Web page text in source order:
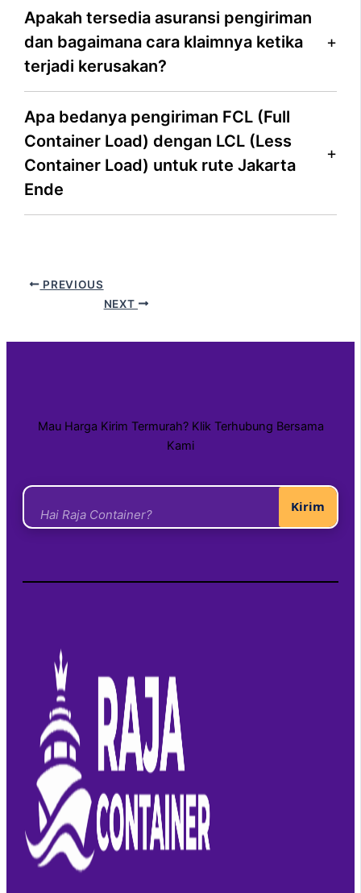
Apakah tersedia asuransi pengiriman
dan bagaimana cara klaimnya ketika
terjadi kerusakan?
Apa bedanya pengiriman FCL (Full
Container Load) dengan LCL (Less
Container Load) untuk rute Jakarta
Ende
PREVIOUS
NEXT
Mau Harga Kirim Termurah? Klik Terhubung Bersama
Kami
Kirim